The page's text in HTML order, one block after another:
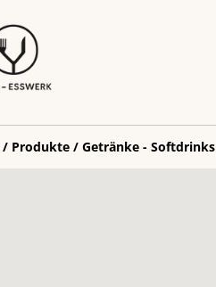
/ Produkte / Getränke - Softdrinks